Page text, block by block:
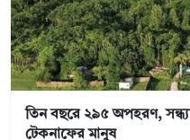
তিন বছরে ২৯৫ অপহরণ,
টেকনাফের মানুষ